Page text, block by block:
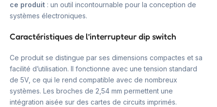
ce produit : un outil incontournable pour la conception de
systèmes électroniques.
Caractéristiques de l’interrupteur dip switch
Ce produit se distingue par ses dimensions compactes et sa
facilité d’utilisation. Il fonctionne avec une tension standard
de 5V, ce qui le rend compatible avec de nombreux
systèmes. Les broches de 2,54 mm permettent une
intégration aisée sur des cartes de circuits imprimés.